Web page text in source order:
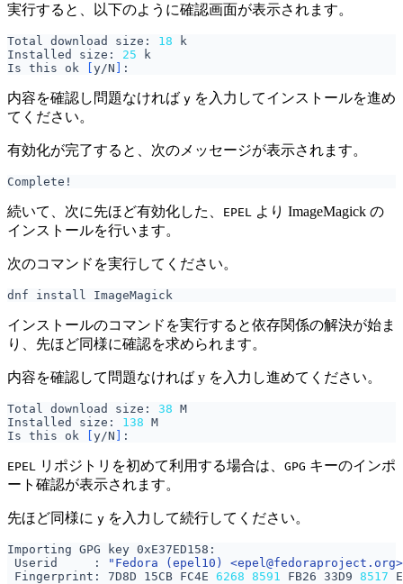
実行すると、以下のように確認画面が表示されます。
Total download size: 18
Installed size: 25
Is this ok
y/N
内容を確認し問題なければ y を入力してインストールを進め
てください。
有効化が完了すると、次のメッセージが表示されます。
続いて、次に先ほど有効化した、 EPEL
より ImageMagick の
インストールを行います。
次のコマンドを実行してください。
インストールのコマンドを実行すると依存関係の解決が始ま
り、先ほど同様に確認を求められます。
内容を確認して問題なければ y を入力し進めてください。
Total download size: 38
Installed size: 138
Is this ok
y/N
EPEL リポジトリを初めて利用する場合は、 GPG キーのインポ
ート確認が表示されます。
先ほど同様に y を入力して続行してください。
Userid     :
"Fedora (epel10)
Fingerprint: 7D8D 15CB FC4E 6268 8591 FB26 33D9 8517